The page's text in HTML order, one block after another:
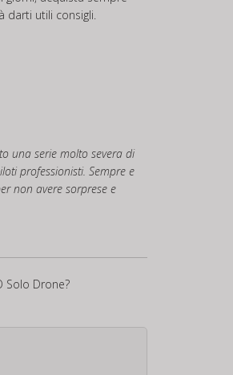
darti utili consigli.
una serie molto severa di
professionisti. Sempre e
non avere sorprese e
Solo Drone?